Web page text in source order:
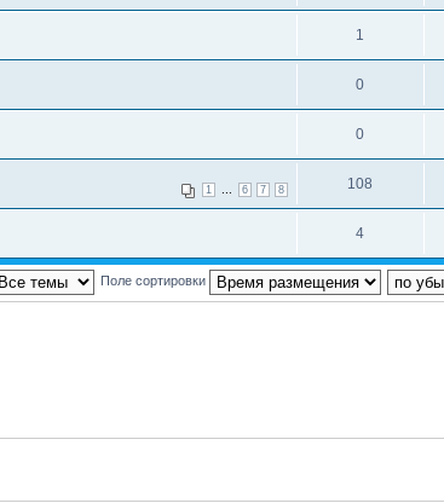
1
0
0
1 6 7 8 108
4
Поле сортировки